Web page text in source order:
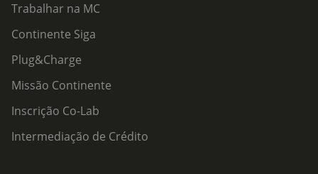
Trabalhar na MC
Continente Siga
Plug&Charge
Missão Continente
Inscrição Co-Lab
Intermediação de Crédito